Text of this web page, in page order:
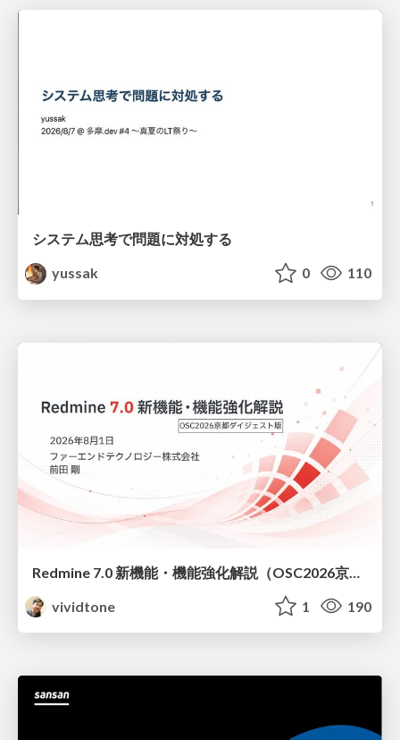
システム思考で問題に対処する
yussak
0 110
vividtone
1 190